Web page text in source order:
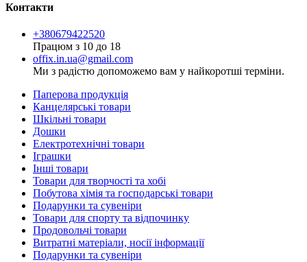
Контакти
+380679422520
Працюм з 10 до 18
offix.in.ua@gmail.com
Ми з радістю допоможемо вам у найкоротші терміни.
Паперова продукція
Канцелярські товари
Шкільні товари
Дошки
Електротехнічні товари
Іграшки
Інші товари
Товари для творчості та хобі
Побутова хімія та господарські товари
Подарунки та сувеніри
Товари для спорту та відпочинку
Продовольчі товари
Витратні матеріали, носії інформації
Подарунки та сувеніри